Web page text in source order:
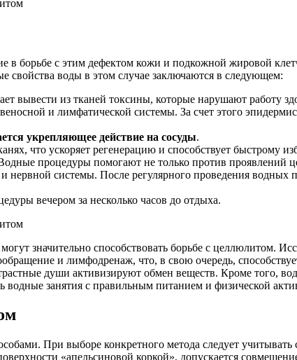
борьбе с этим дефектом кожи и подкожной жировой
свойства воды в этом случае заключаются в следующем:
вывести из тканей токсины, которые нарушают работу
и лимфатической системы. За счет этого
укрепляющее действие на сосуды.
что ускоряет регенерацию и способствует быстрому
процедуры помогают не только против проявлений
нервной системы. После регулярного проведения водных
вечером за несколько часов до отдыха.
значительно способствовать борьбе с целлюлитом.
и лимфодренаж, что, в свою очередь,
души активизируют обмен веществ. Кроме того,
водные занятия с правильным питанием и физической
При выборе конкретного метода следует
«апельсиновой коркой», допускается